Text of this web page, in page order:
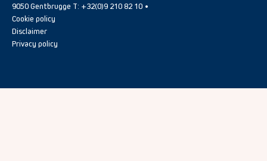
9050 Gentbrugge T: +32(0)9 210 82 10 •
Cookie policy
Disclaimer
Privacy policy